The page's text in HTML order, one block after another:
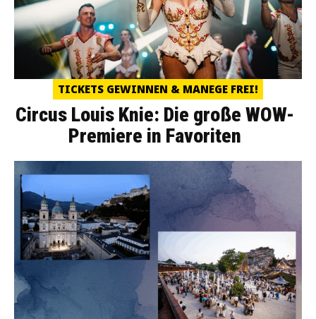
TICKETS GEWINNEN & MANEGE FREI!
Circus Louis Knie: Die große WOW-
Premiere in Favoriten